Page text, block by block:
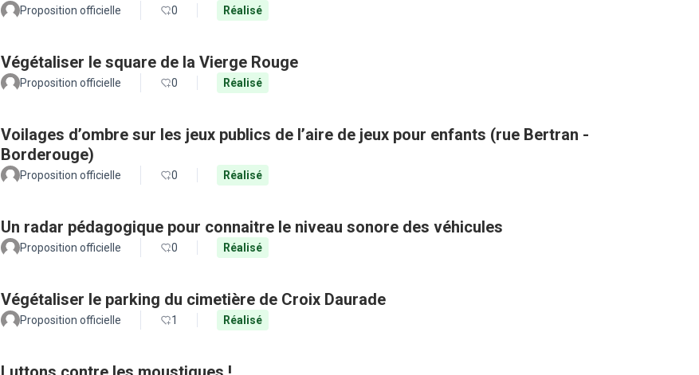
Proposition officielle 0 Réalisé
Végétaliser le square de la Vierge Rouge
Proposition officielle 0 Réalisé
Voilages d’ombre sur les jeux publics de l’aire de jeux pour enfants (rue Bertran -
Borderouge)
Proposition officielle 0 Réalisé
Un radar pédagogique pour connaitre le niveau sonore des véhicules
Proposition officielle 0 Réalisé
Végétaliser le parking du cimetière de Croix Daurade
Proposition officielle 1 Réalisé